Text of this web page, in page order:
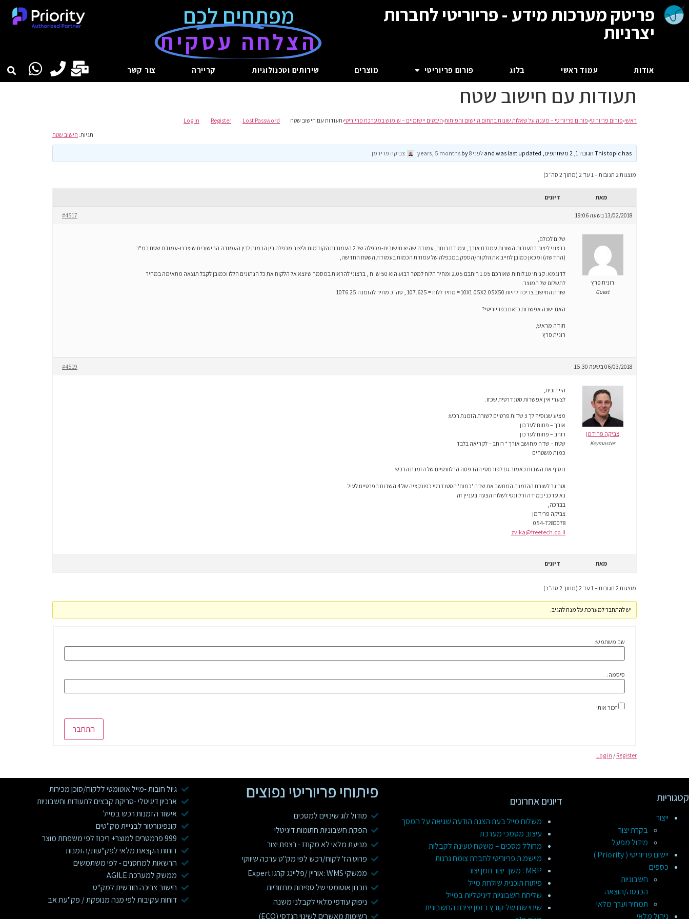
פריטק מערכות מידע - פריוריטי לחברות
יצרניות
מפתחים לכם
הצלחה עסקית
אודות עמוד ראשי בלוג פורום פריוריטי מוצרים שירותים וטכנולוגיות קריירה צור קשר
תעודות עם חישוב שטח
ראשי›פורום פריוריטי›פורום פריוריטי – מענה על שאלות שונות בתחום היישום והפיתוח›היבטים יישומיים – שימוש במערכת פריוריטי›תעודות עם חישוב שטח Log In Register
Lost Password
תגיות: חישוב שטח
This topic has תגובה 1, 2 משתתפים, and was last updated לפני 8 years, 5 months by צביקה פרידמן.
מוצגות 2 תגובות – 1 עד 2 (מתוך 2 סה״כ)
מאת דיונים
13/02/2018 בשעה 19:06 #4517
רונית פרץ
Guest
שלום לכולם,
ברצוני ליצור בתעודות השונות עמודת אורך, עמודת רוחב, עמודה שהיא חישובית-מכפלה של 2 העמודות הקודמות וליצור מכפלה בין הכמות לבין העמודה החישובית שיצרנו-עמודת שטח במ"ר
(החדשה) ומכאן כמובן לחייב את הלקוח/הספק במכפלה של עמודת הכמות בעמודת השטח החדשה,
לדוגמא: קניתי 10 לוחות שאורכם 1.05 רוחבם 2.05 ומחיר הלוח למטר רבוע הוא 50 ש"ח , ברצוני להראות במסמך שיוצא אל הלקוח את כל הנתונים הללו וכמובן לקבל תוצאה מתאימה במחיר
לתשלום של המוצר.
שורת החישוב צריכה להיות 10X1.05X2.05X50 = מחיר ללוח = 107.625 , סה"כ מחיר להזמנה 1076.25
האם ישנה אפשרות כזאת בפריוריטי?
תודה מראש,
רונית פרץ
06/03/2018 בשעה 15:30 #4519
צביקה פרידמן
Keymaster
היי רונית,
לצערי אין אפשרות סטנדרטית שכזו.
מציע שנוסיף לך 3 שדות פרטיים לשורת הזמנת רכש:
אורך – פתוח לעדכון
רוחב – פתוח לעדכון
שטח – שדה מחושב אורך * רוחב – לקריאה בלבד
כמות משטחים
נוסיף את השדות כאמור גם לפורמטי ההדפסה הרלוונטיים של הזמנת הרכש
וטריגר לשורת ההזמנה המחשב את שדה 'כמות' הסטנדרטי כפונקציה של 4 השדות הפרטיים לעיל.
נא עדכני במידה ורלוונטי לשלוח הצעה בעניין זה.
בברכה,
צביקה פרידמן
054-7280078
zvika@freetech.co.il
מאת דיונים
מוצגות 2 תגובות – 1 עד 2 (מתוך 2 סה״כ)
יש להתחבר למערכת על מנת להגיב.
שם משתמש:
סיסמה:
זכור אותי
התחבר
Log in / Register
קטגוריות
ייצור
בקרת יצור
מידול מפעל
יישום פריוריטי ( Priority )
כספים
חשבוניות
הכנסה/הוצאה
תמחיר וערך מלאי
ניהול מלאי
דיונים אחרונים
משלוח מייל בעת הצגת הודעה שגיאה על המסך
עיצוב מסמכי מערכת
מחולל מסכים – משטח טעינה לקבלות
מיישמ.ת פריוריטי לחברת צומח גרנות
MRP : משך יצור וזמן יצור
פיתוח תוכנית שולחת מייל
שליחת חשבוניות דיגיטליות במייל
שינוי שם של קובץ בזמן יצירת החשבונית
פיתוחי פריוריטי נפוצים
מודול לוג שינויים למסכים
הפקת חשבוניות חתומות דיגיטלי
מניעת מלאי לא מקוזז - רצפת יצור
פרוט הז' לקוח/רכש לפי מק"ט ערכה שיווקי
ממשקי WMS :אוריין /פליינג קרגו Expert
תכנון אוטומטי של ספירות מחזוריות
ניפוק עודפי מלאי לקבלני משנה
רשימות מאשרים לשינוי הנדסי (ECO)
גיול חובות -מייל אוטומטי ללקוח/סוכן מכירות
ארכיון דיגיטלי -סריקת קבצים לתעודות וחשבוניות
אישור הזמנות רכש במייל
קונפיגורטור לבנייית מק"טים
999 פרמטרים למוצר+ ריכוז לפי משפחת מוצר
דוחות הקצאת מלאי לפק"עות/הזמנות
הרשאות למחסנים - לפי משתמשים
ממשק למערכת AGILE
חישוב צריכה חודשית למק"ט
דוחות עקיבות לפי מנה מנופקת / פק"עת אב